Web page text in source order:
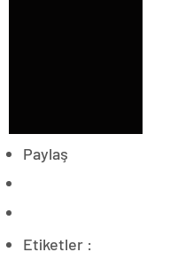
Paylaş
Etiketler :